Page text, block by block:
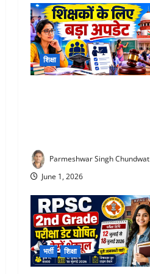
शिक्षा
Parmeshwar Singh Chundwat
June 1, 2026
भर्ती शिक्षा